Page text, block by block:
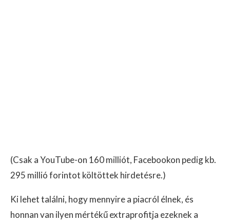
(Csak a YouTube-on 160 milliót, Facebookon pedig kb.
295 millió forintot költöttek hirdetésre.)
Ki lehet találni, hogy mennyire a piacról élnek, és
honnan van ilyen mértékű extraprofitja ezeknek a